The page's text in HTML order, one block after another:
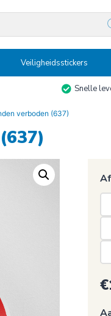
Veiligheidsstickers
Snelle
verboden (637)